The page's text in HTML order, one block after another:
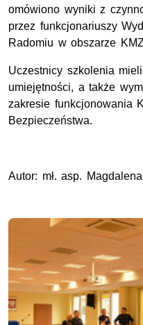
omówiono wyniki z
przez funkcjonariuszy
Radomiu w obszarze
Uczestnicy szkolenia
umiejętności, a także
zakresie funkcjonowania
Bezpieczeństwa.
Autor: mł. asp.